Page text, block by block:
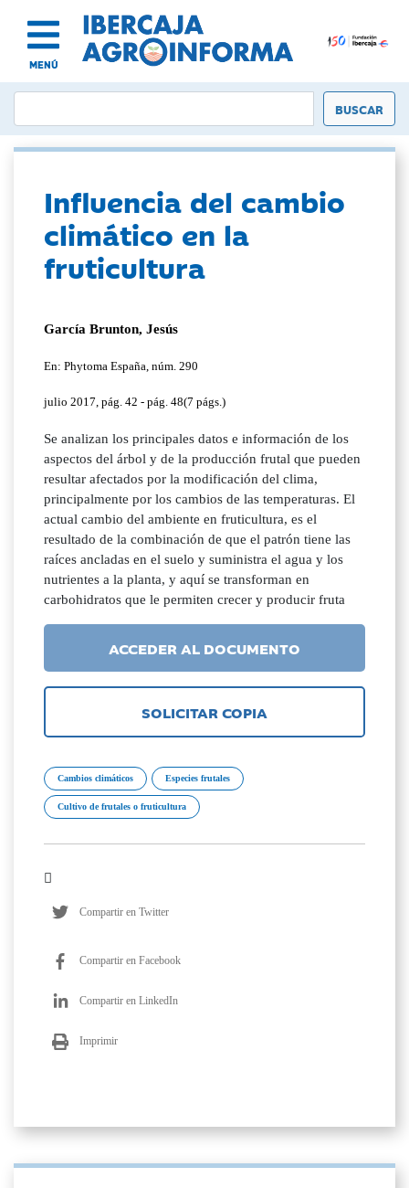
MENÚ
Influencia del cambio
climático en la
fruticultura
García Brunton, Jesús
En: Phytoma España, núm. 290
julio 2017, pág. 42 - pág. 48(7 págs.)
Se analizan los principales datos e información de los
aspectos del árbol y de la producción frutal que pueden
resultar afectados por la modificación del clima,
principalmente por los cambios de las temperaturas. El
actual cambio del ambiente en fruticultura, es el
resultado de la combinación de que el patrón tiene las
raíces ancladas en el suelo y suministra el agua y los
nutrientes a la planta, y aquí se transforman en
carbohidratos que le permiten crecer y producir fruta
ACCEDER AL DOCUMENTO
SOLICITAR COPIA
Cambios climáticos Especies frutales
Cultivo de frutales o fruticultura
Compartir en Twitter
Compartir en Facebook
Compartir en LinkedIn
Imprimir